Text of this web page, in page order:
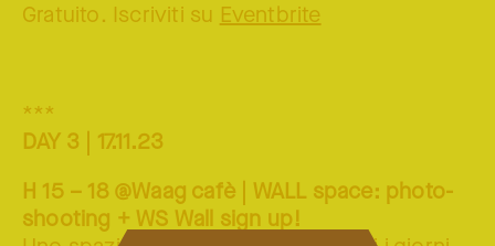
Gratuito. Iscriviti su Eventbrite
***
DAY 3 | 17.11.23
H 15 – 18 @Waag cafè | WALL space: photo-
shooting + WS Wall sign up!